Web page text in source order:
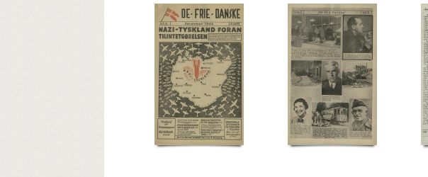
Tyske film
U Udhængninger
Yderligere tags
Aachen Aalborg Aarhus Abildrose, kriminalbetjent, Frb.
Andersen Gaardsmand, Lars, arbejdsmand, Aarhus
Andersen, Edward,
Axelborg, Kbh.
B B&W (Burmeister & Wain) Baastrup Thomsen, Bjørn,
Beckett, politiadv., Kbh.
Beckwith, John, politibetjent, Kbh.
Bertelsen, Magnus Carl, farmaceut, Risskov
Best, Werner Billed-Bladet
Brdr. Wolff, firma
Brock, Willy, kriminalbetjent Bruhn, Sigismund von,
Bøgholm Larsen, politikommissær, Kbh.
C Carlsen, Camillo Sejer, Kbh.